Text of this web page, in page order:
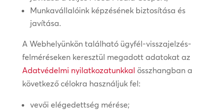
Munkavállalóink képzésének biztosítása és
javítása.
A Webhelyünkön található ügyfél-visszajelzés-
felméréseken keresztül megadott adatokat az
Adatvédelmi nyilatkozatunkkal összhangban a
következő célokra használjuk fel:
vevői elégedettség mérése;